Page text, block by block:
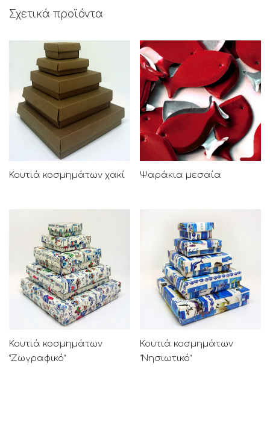
Σχετικά προϊόντα
Κουτιά κοσμημάτων χακί Ψαράκια μεσαία
Κουτιά κοσμημάτων
“Ζωγραφικό”
Κουτιά κοσμημάτων
“Νησιωτικό”